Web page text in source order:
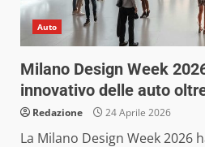
Auto
Milano Design Week
innovativo delle auto
Redazione 24 Aprile 2026
La Milano Design Week 2026